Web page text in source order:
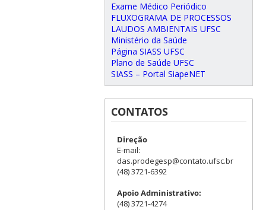
Exame Médico Periódico
FLUXOGRAMA DE PROCESSOS
LAUDOS AMBIENTAIS UFSC
Ministério da Saúde
Página SIASS UFSC
Plano de Saúde UFSC
SIASS – Portal SiapeNET
CONTATOS
Direção
E-mail:
das.prodegesp@contato.ufsc.br
(48) 3721-6392
Apoio Administrativo:
(48) 3721-4274